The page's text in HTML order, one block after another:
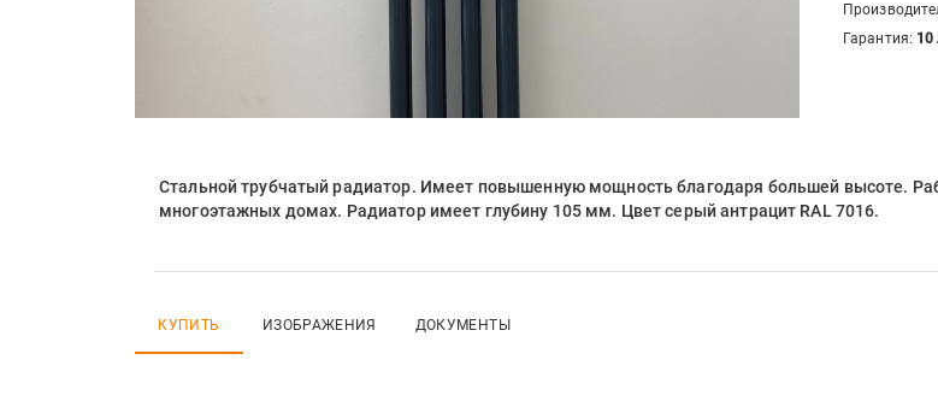
Гарантия: 10
Стальной трубчатый радиатор. Имеет повышенную мощность благодаря большей высоте.
многоэтажных домах. Радиатор имеет глубину 105 мм. Цвет серый антрацит RAL 7016.
КУПИТЬ ИЗОБРАЖЕНИЯ ДОКУМЕНТЫ